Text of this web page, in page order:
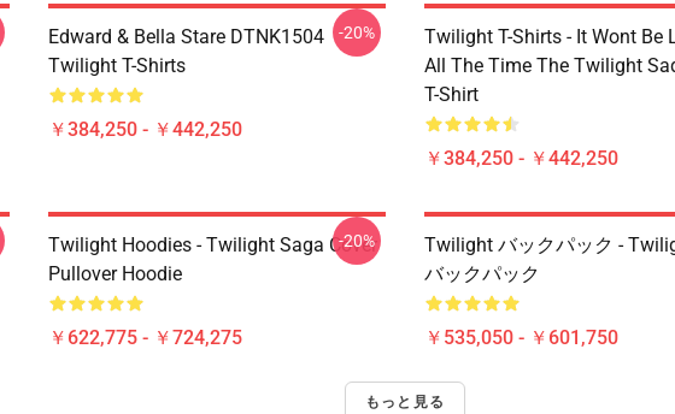
Edward & Bella Stare DTNK1504
Twilight T-Shirts
￥384,250 - ￥442,250
-20%
Twilight T-Shirts - It Wont Be
All The Time The Twilight
T-Shirt
￥384,250 - ￥442,250
Twilight Hoodies - Twilight Saga Cover
Pullover Hoodie
￥622,775 - ￥724,275
-20%
Twilight バックパック -
バックパック
￥535,050 - ￥601,750
もっと見る